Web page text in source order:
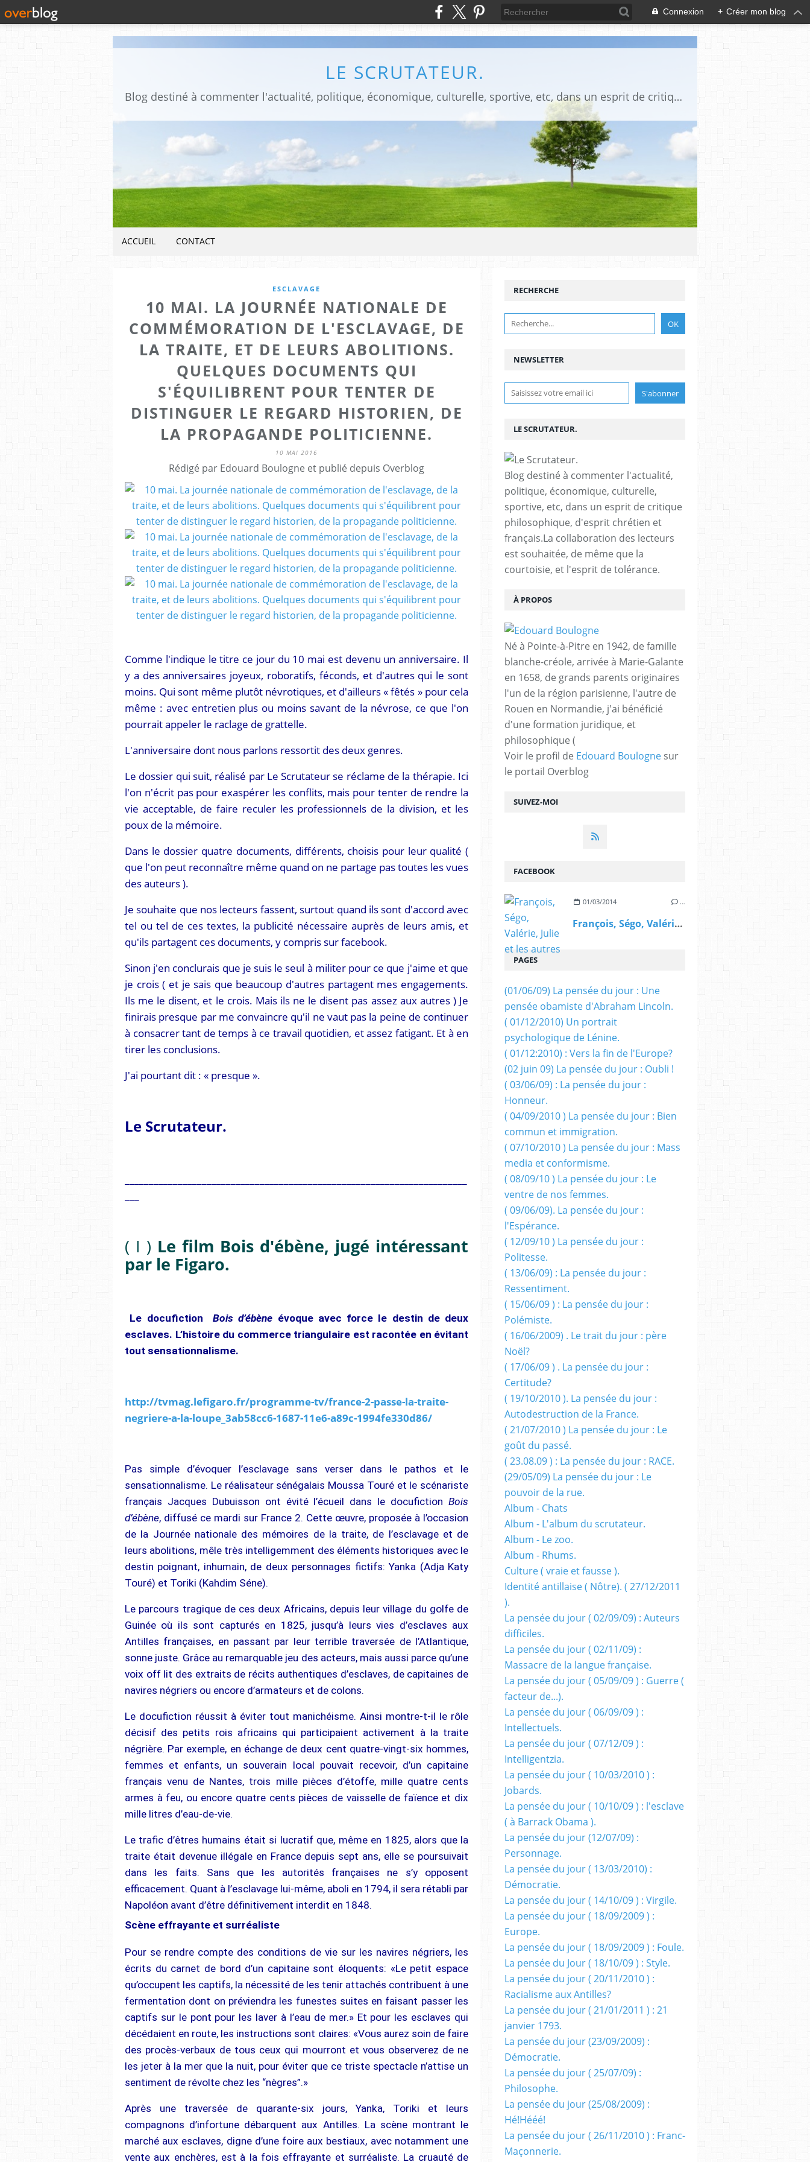
Connexion + Créer mon blog
LE SCRUTATEUR.
Blog destiné à commenter l'actualité, politique, économique, culturelle, sportive, etc, dans un esprit de critique philosophique, d'esprit chrétien et français.La collaboration des lecteurs est souhaitée, de même que la courtoisie, et l'esprit de tolérance.
ACCUEIL CONTACT
ESCLAVAGE
10 MAI. LA JOURNÉE NATIONALE DE
COMMÉMORATION DE L'ESCLAVAGE, DE
LA TRAITE, ET DE LEURS ABOLITIONS.
QUELQUES DOCUMENTS QUI
S'ÉQUILIBRENT POUR TENTER DE
DISTINGUER LE REGARD HISTORIEN, DE
LA PROPAGANDE POLITICIENNE.
10 MAI 2016
Rédigé par Edouard Boulogne et publié depuis Overblog
Comme l'indique le titre ce jour du 10 mai est devenu un anniversaire. Il
y a des anniversaires joyeux, roboratifs, féconds, et d'autres qui le sont
moins. Qui sont même plutôt névrotiques, et d'ailleurs « fêtés » pour cela
même : avec entretien plus ou moins savant de la névrose, ce que l'on
pourrait appeler le raclage de grattelle.
L'anniversaire dont nous parlons ressortit des deux genres.
Le dossier qui suit, réalisé par Le Scrutateur se réclame de la thérapie. Ici
l'on n'écrit pas pour exaspérer les conflits, mais pour tenter de rendre la
vie acceptable, de faire reculer les professionnels de la division, et les
poux de la mémoire.
Dans le dossier quatre documents, différents, choisis pour leur qualité (
que l'on peut reconnaître même quand on ne partage pas toutes les vues
des auteurs ).
Je souhaite que nos lecteurs fassent, surtout quand ils sont d'accord avec
tel ou tel de ces textes, la publicité nécessaire auprès de leurs amis, et
qu'ils partagent ces documents, y compris sur facebook.
Sinon j'en conclurais que je suis le seul à militer pour ce que j'aime et que
je crois ( et je sais que beaucoup d'autres partagent mes engagements.
Ils me le disent, et le crois. Mais ils ne le disent pas assez aux autres ) Je
finirais presque par me convaincre qu'il ne vaut pas la peine de continuer
à consacrer tant de temps à ce travail quotidien, et assez fatigant. Et à en
tirer les conclusions.
J'ai pourtant dit : « presque ».
Le Scrutateur.
( I ) Le film Bois d'ébène, jugé intéressant
par le Figaro.
Le docufiction Bois d’ébène évoque avec force le destin de deux
esclaves. L’histoire du commerce triangulaire est racontée en évitant
tout sensationnalisme.
http://tvmag.lefigaro.fr/programme-tv/france-2-passe-la-traite-
negriere-a-la-loupe_3ab58cc6-1687-11e6-a89c-1994fe330d86/
Pas simple d’évoquer l’esclavage sans verser dans le pathos et le
sensationnalisme. Le réalisateur sénégalais Moussa Touré et le scénariste
français Jacques Dubuisson ont évité l’écueil dans le docufiction Bois
d’ébène, diffusé ce mardi sur France 2. Cette œuvre, proposée à l’occasion
de la Journée nationale des mémoires de la traite, de l’esclavage et de
leurs abolitions, mêle très intelligemment des éléments historiques avec le
destin poignant, inhumain, de deux personnages fictifs: Yanka (Adja Katy
Touré) et Toriki (Kahdim Séne).
Le parcours tragique de ces deux Africains, depuis leur village du golfe de
Guinée où ils sont capturés en 1825, jusqu’à leurs vies d’esclaves aux
Antilles françaises, en passant par leur terrible traversée de l’Atlantique,
sonne juste. Grâce au remarquable jeu des acteurs, mais aussi parce qu’une
voix off lit des extraits de récits authentiques d’esclaves, de capitaines de
navires négriers ou encore d’armateurs et de colons.
Le docufiction réussit à éviter tout manichéisme. Ainsi montre-t-il le rôle
décisif des petits rois africains qui participaient activement à la traite
négrière. Par exemple, en échange de deux cent quatre-vingt-six hommes,
femmes et enfants, un souverain local pouvait recevoir, d’un capitaine
français venu de Nantes, trois mille pièces d’étoffe, mille quatre cents
armes à feu, ou encore quatre cents pièces de vaisselle de faïence et dix
mille litres d’eau-de-vie.
Le trafic d’êtres humains était si lucratif que, même en 1825, alors que la
traite était devenue illégale en France depuis sept ans, elle se poursuivait
dans les faits. Sans que les autorités françaises ne s’y opposent
efficacement. Quant à l’esclavage lui-même, aboli en 1794, il sera rétabli par
Napoléon avant d’être définitivement interdit en 1848.
Scène effrayante et surréaliste
Pour se rendre compte des conditions de vie sur les navires négriers, les
écrits du carnet de bord d’un capitaine sont éloquents: «Le petit espace
qu’occupent les captifs, la nécessité de les tenir attachés contribuent à une
fermentation dont on préviendra les funestes suites en faisant passer les
captifs sur le pont pour les laver à l’eau de mer.» Et pour les esclaves qui
décédaient en route, les instructions sont claires: «Vous aurez soin de faire
des procès-verbaux de tous ceux qui mourront et vous observerez de ne
les jeter à la mer que la nuit, pour éviter que ce triste spectacle n’attise un
sentiment de révolte chez les “nègres”.»
Après une traversée de quarante-six jours, Yanka, Toriki et leurs
compagnons d’infortune débarquent aux Antilles. La scène montrant le
marché aux esclaves, digne d’une foire aux bestiaux, avec notamment une
vente aux enchères, est à la fois effrayante et surréaliste. La cruauté de
NEWSLETTER
SUIVEZ-MOI
RECHERCHE
LE SCRUTATEUR.
Blog destiné à commenter l'actualité,
politique, économique, culturelle,
sportive, etc, dans un esprit de critique
philosophique, d'esprit chrétien et
français.La collaboration des lecteurs
est souhaitée, de même que la
courtoisie, et l'esprit de tolérance.
À PROPOS
Né à Pointe-à-Pitre en 1942, de famille
blanche-créole, arrivée à Marie-Galante
en 1658, de grands parents originaires
l'un de la région parisienne, l'autre de
Rouen en Normandie, j'ai bénéficié
d'une formation juridique, et
philosophique (
Voir le profil de Edouard Boulogne sur
le portail Overblog
FACEBOOK
01/03/2014 …
François, Ségo, Valérie, Julie et les autres
PAGES
(01/06/09) La pensée du jour : Une
pensée obamiste d'Abraham Lincoln.
( 01/12/2010) Un portrait
psychologique de Lénine.
( 01/12:2010) : Vers la fin de l'Europe?
(02 juin 09) La pensée du jour : Oubli !
( 03/06/09) : La pensée du jour :
Honneur.
( 04/09/2010 ) La pensée du jour : Bien
commun et immigration.
( 07/10/2010 ) La pensée du jour : Mass
media et conformisme.
( 08/09/10 ) La pensée du jour : Le
ventre de nos femmes.
( 09/06/09). La pensée du jour :
l'Espérance.
( 12/09/10 ) La pensée du jour :
Politesse.
( 13/06/09) : La pensée du jour :
Ressentiment.
( 15/06/09 ) : La pensée du jour :
Polémiste.
( 16/06/2009) . Le trait du jour : père
Noël?
( 17/06/09 ) . La pensée du jour :
Certitude?
( 19/10/2010 ). La pensée du jour :
Autodestruction de la France.
( 21/07/2010 ) La pensée du jour : Le
goût du passé.
( 23.08.09 ) : La pensée du jour : RACE.
(29/05/09) La pensée du jour : Le
pouvoir de la rue.
Album - Chats
Album - L'album du scrutateur.
Album - Le zoo.
Album - Rhums.
Culture ( vraie et fausse ).
Identité antillaise ( Nôtre). ( 27/12/2011
).
La pensée du jour ( 02/09/09) : Auteurs
difficiles.
La pensée du jour ( 02/11/09) :
Massacre de la langue française.
La pensée du jour ( 05/09/09 ) : Guerre (
facteur de...).
La pensée du jour ( 06/09/09 ) :
Intellectuels.
La pensée du jour ( 07/12/09 ) :
Intelligentzia.
La pensée du jour ( 10/03/2010 ) :
Jobards.
La pensée du jour ( 10/10/09 ) : l'esclave
( à Barrack Obama ).
La pensée du jour (12/07/09) :
Personnage.
La pensée du jour ( 13/03/2010) :
Démocratie.
La pensée du jour ( 14/10/09 ) : Virgile.
La pensée du jour ( 18/09/2009 ) :
Europe.
La pensée du jour ( 18/09/2009 ) : Foule.
La pensée du Jour ( 18/10/09 ) : Style.
La pensée du jour ( 20/11/2010 ) :
Racialisme aux Antilles?
La pensée du jour ( 21/01/2011 ) : 21
janvier 1793.
La pensée du jour (23/09/2009) :
Démocratie.
La pensée du jour ( 25/07/09) :
Philosophe.
La pensée du jour (25/08/2009) :
Hé!Hééé!
La pensée du jour ( 26/11/2010 ) : Franc-
Maçonnerie.